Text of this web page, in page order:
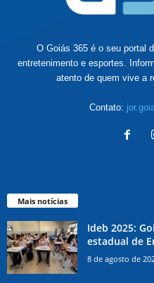
O Goiás 365 é o seu portal
entretenimento e esportes.
atento de quem vive a
Contato:
Mais notícias
Ideb 2025:
estadual de
8 de agosto de